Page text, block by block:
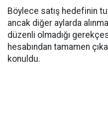
Böylece satış hedefinin
ancak diğer aylarda
düzenli olmadığı
hesabından tamamen
konuldu.